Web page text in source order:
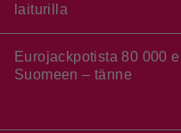
laiturilla
Eurojackpotista 80 000
Suomeen – tänne